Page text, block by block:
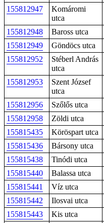
155812947
Komáromi
utca
155812948 Baross utca
155812949
Göndöcs utca
155812952
Stéberl András
utca
155812953
Szent József
utca
155812956 Szőlős utca
155812958
Zöldi utca
155815435
Köröspart utca
155815436
Bársony utca
155815438
Tinódi utca
155815440
Balassa utca
155815441
Víz utca
155815442
Ilosvai utca
155815443
Kis utca